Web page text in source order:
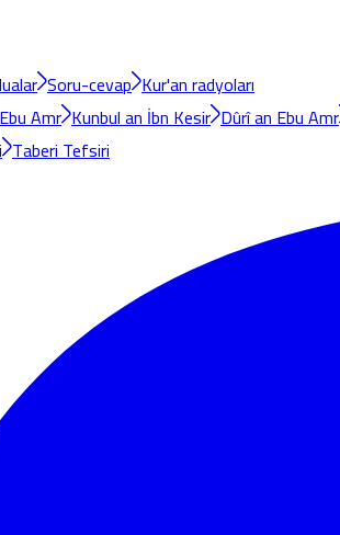
Soru-cevap Kur'an radyoları
Amr Kunbul an İbn Kesir Dûrî an Ebu Amr
Taberi Tefsiri